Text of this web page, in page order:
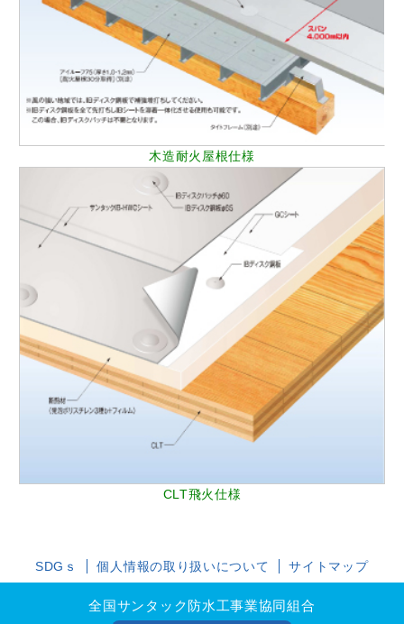
木造耐火屋根仕様
CLT飛火仕様
SDGｓ 個人情報の取り扱いについて サイトマップ
全国サンタック防水工事業協同組合